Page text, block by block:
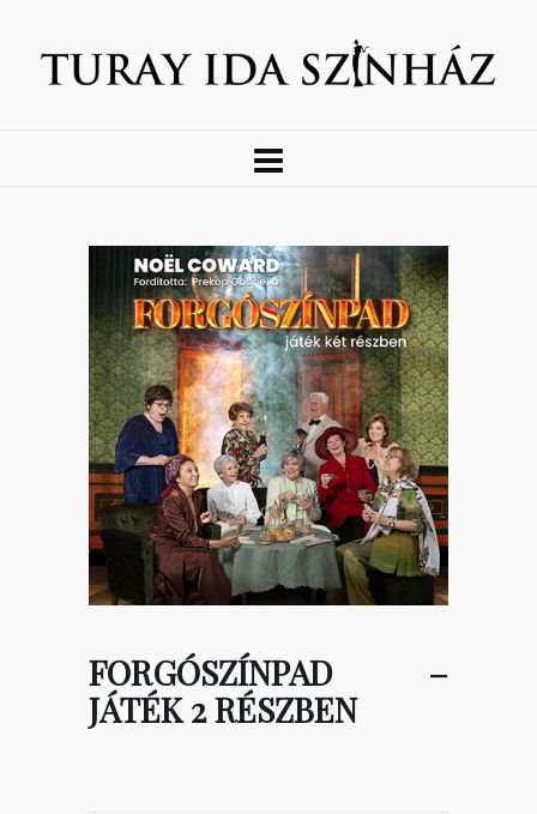
FORGÓSZÍNPAD –
JÁTÉK 2 RÉSZBEN